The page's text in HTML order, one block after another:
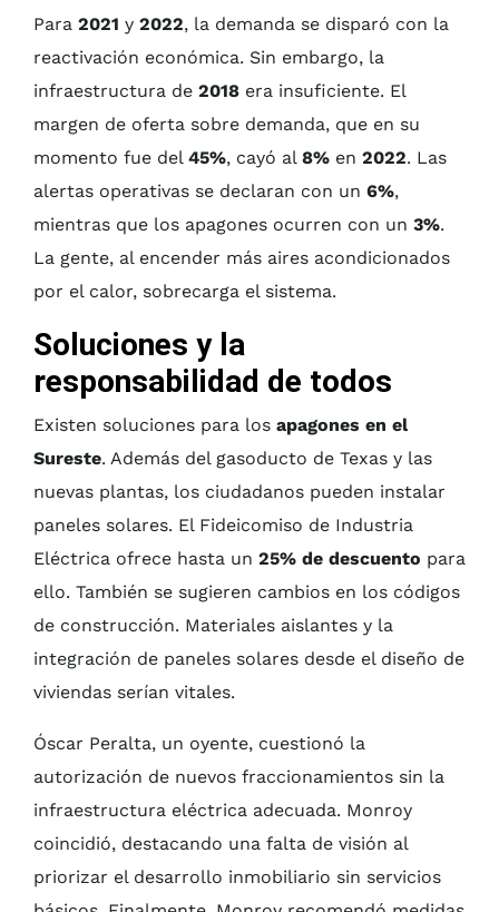
Para 2021 y 2022, la demanda se disparó con la
reactivación económica. Sin embargo, la
infraestructura de 2018 era insuficiente. El
margen de oferta sobre demanda, que en su
momento fue del 45%, cayó al 8% en 2022. Las
alertas operativas se declaran con un 6%,
mientras que los apagones ocurren con un 3%.
La gente, al encender más aires acondicionados
por el calor, sobrecarga el sistema.
Soluciones y la
responsabilidad de todos
Existen soluciones para los apagones en el
Sureste. Además del gasoducto de Texas y las
nuevas plantas, los ciudadanos pueden instalar
paneles solares. El Fideicomiso de Industria
Eléctrica ofrece hasta un 25% de descuento para
ello. También se sugieren cambios en los códigos
de construcción. Materiales aislantes y la
integración de paneles solares desde el diseño de
viviendas serían vitales.
Óscar Peralta, un oyente, cuestionó la
autorización de nuevos fraccionamientos sin la
infraestructura eléctrica adecuada. Monroy
coincidió, destacando una falta de visión al
priorizar el desarrollo inmobiliario sin servicios